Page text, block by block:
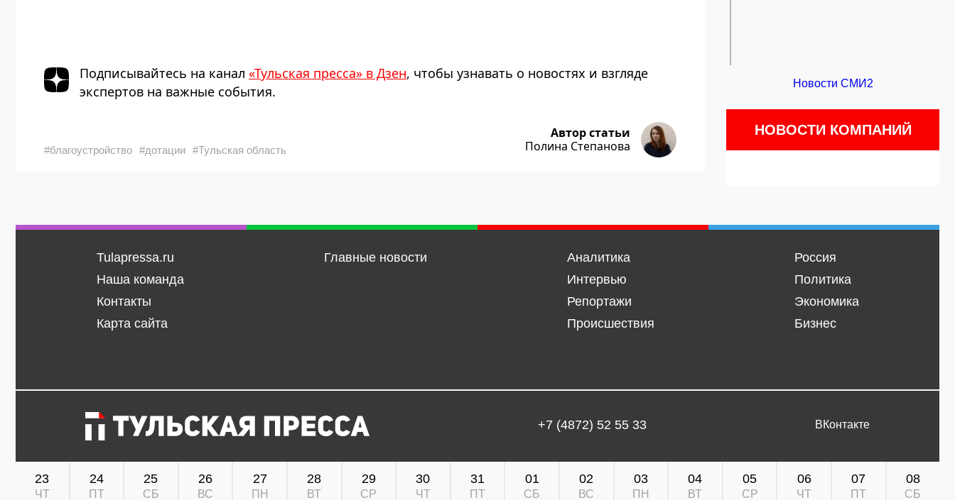
Подписывайтесь на канал «Тульская пресса» в Дзен, чтобы узнавать о новостях и взгляде
экспертов на важные события.
#благоустройство #дотации #Тульская область
Автор статьи
Полина Степанова
Новости СМИ2
НОВОСТИ КОМПАНИЙ
Tulapressa.ru
Наша команда
Контакты
Карта сайта
Главные новости
Аналитика
Интервью
Репортажи
Происшествия
Россия
Политика
Экономика
Бизнес
+7 (4872) 52 55 33 ВКонтакте
23
ЧТ
24
ПТ
25
СБ
26
ВС
27
ПН
28
ВТ
29
СР
30
ЧТ
31
ПТ
01
СБ
02
ВС
03
ПН
04
ВТ
05
СР
06
ЧТ
07
ПТ
08
СБ